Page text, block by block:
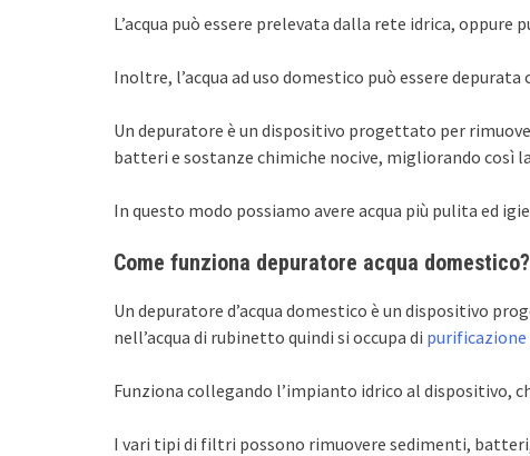
L’acqua può essere prelevata dalla rete idrica,
Inoltre, l’acqua ad uso domestico può essere depurata
Un depuratore è un dispositivo progettato per
batteri e sostanze chimiche nocive, migliorando così
In questo modo possiamo avere acqua più pulita ed
Come funziona depuratore acqua domestico?
Un depuratore d’acqua domestico è un dispositivo
nell’acqua di rubinetto quindi si occupa di purificazione
Funziona collegando l’impianto idrico al dispositivo,
I vari tipi di filtri possono rimuovere sedimenti,